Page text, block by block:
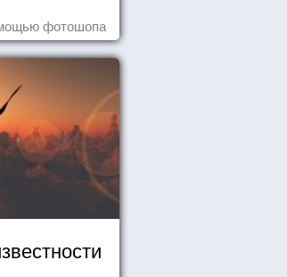
фотошопа